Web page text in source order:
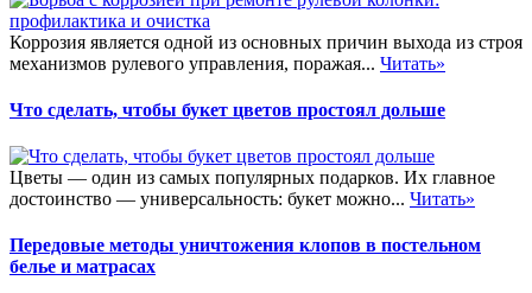
Коррозия является одной из основных причин выхода из строя
механизмов рулевого управления, поражая... Читать»
Что сделать, чтобы букет цветов простоял дольше
Цветы — один из самых популярных подарков. Их главное
достоинство — универсальность: букет можно... Читать»
Передовые методы уничтожения клопов в постельном
белье и матрасах